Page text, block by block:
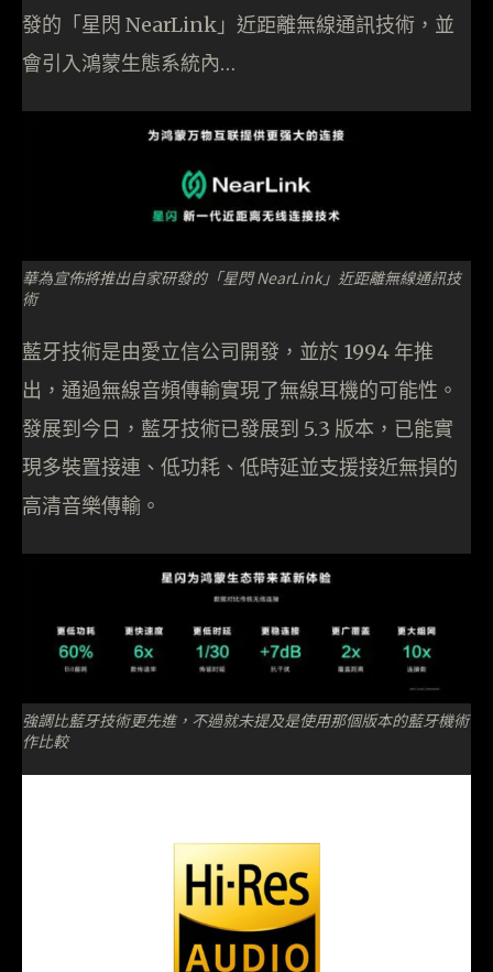
發的「星閃 NearLink」近距離無線通訊技術，並
會引入鴻蒙生態系統內…
華為宣佈將推出自家研發的「星閃 NearLink」近距離無線通訊技
術
藍牙技術是由愛立信公司開發，並於 1994 年推
出，通過無線音頻傳輸實現了無線耳機的可能性。
發展到今日，藍牙技術已發展到 5.3 版本，已能實
現多裝置接連、低功耗、低時延並支援接近無損的
高清音樂傳輸。
強調比藍牙技術更先進，不過就未提及是使用那個版本的藍牙機術
作比較